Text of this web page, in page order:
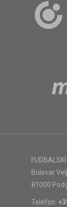
Bulevar
81000
Telefon: